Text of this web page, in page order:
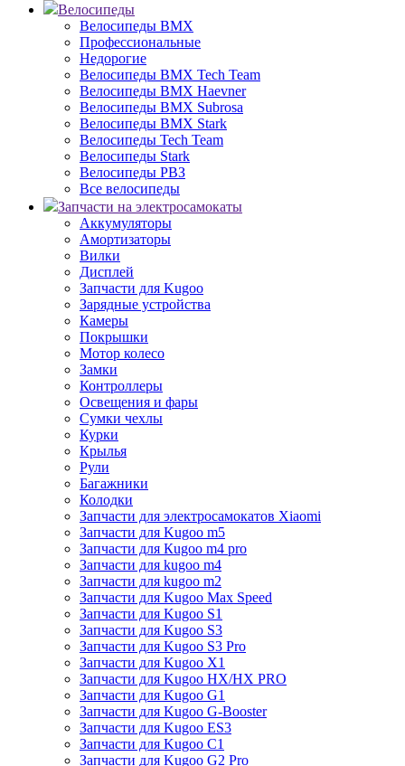
Велосипеды
Велосипеды BMX
Профессиональные
Недорогие
Велосипеды BMX Tech Team
Велосипеды BMX Haevner
Велосипеды BMX Subrosa
Велосипеды BMX Stark
Велосипеды Tech Team
Велосипеды Stark
Велосипеды РВЗ
Все велосипеды
Запчасти на электросамокаты
Аккумуляторы
Амортизаторы
Вилки
Дисплей
Запчасти для Kugoo
Зарядные устройства
Камеры
Покрышки
Мотор колесо
Замки
Контроллеры
Освещения и фары
Сумки чехлы
Курки
Крылья
Рули
Багажники
Колодки
Запчасти для электросамокатов Xiaomi
Запчасти для Kugoo m5
Запчасти для Кugoo m4 pro
Запчасти для kugoo m4
Запчасти для kugoo m2
Запчасти для Kugoo Max Speed
Запчасти для Kugoo S1
Запчасти для Kugoo S3
Запчасти для Kugoo S3 Pro
Запчасти для Kugoo X1
Запчасти для Kugoo HX/HX PRO
Запчасти для Kugoo G1
Запчасти для Kugoo G-Booster
Запчасти для Kugoo ES3
Запчасти для Kugoo C1
Запчасти для Kugoo G2 Pro